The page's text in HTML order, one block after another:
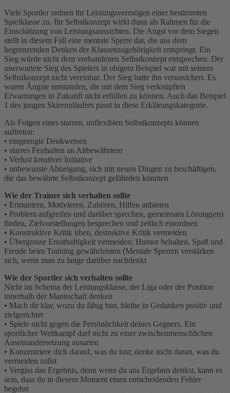
Viele Sportler ordnen ihr Leistungsvermögen einer bestimmten
Spielklasse zu. Ihr Selbstkonzept wirkt dann als Rahmen für die
Einschätzung von Leistungsaussichten. Die Angst vor dem Siegen
stellt in diesem Fall eine mentale Sperre dar, die aus dem
begrenzenden Denken der Klassenzugehörigkeit entspringt. Ein
Sieg würde nicht dem vorhandenen Selbstkonzept entsprechen. Der
unerwartete Sieg des Spielers in obigem Beispiel war mit seinem
Selbstkonzept nicht vereinbar. Der Sieg hatte ihn verunsichert. Es
waren Ängste entstanden, die mit dem Sieg verknüpften
Erwartungen in Zukunft nicht erfüllen zu können. Auch das Beispiel
1 des jungen Skirennläufers passt in diese Erklärungskategorie.
Als Folgen eines starren, unflexiblen Selbstkonzepts können
auftreten:
• eingeengte Denkweisen
• starres Festhalten an Altbewährtem
• Verlust kreativer Initiative
• unbewusste Abneigung, sich mit neuen Dingen zu beschäftigen,
die das bewährte Selbstkonzept gefährden könnten
Wie der Trainer sich verhalten sollte
• Ermuntern, Motivieren, Zuhören, Hilfen anbieten
• Problem aufgreifen und darüber sprechen, gemeinsam Lösung(en)
finden, Zielvorstellungen besprechen und zeitlich einordnen
• Konstruktive Kritik üben, destruktive Kritik vermeiden
• Übergrosse Ernsthaftigkeit vermeiden; Humor behalten, Spaß und
Freude beim Training gewährleisten (Mentale Sperren verstärken
sich, wenn man zu lange darüber nachdenkt
Wie der Sportler sich verhalten sollte
Nicht im Schema der Leistungsklasse, der Liga oder der Position
innerhalb der Mannschaft denken
• Mach dir klar, wozu du fähig bist, bleibe in Gedanken positiv und
zielgerichtet
• Spiele nicht gegen die Persönlichkeit deines Gegners. Ein
sportlicher Wettkampf darf nicht zu einer zwischenmenschlichen
Auseinandersetzung ausarten
• Konzentriere dich darauf, was du tust; denke nicht daran, was du
vermeiden sollst
• Vergiss das Ergebnis, denn wenn du ans Ergebnis denkst, kann es
sein, dass du in diesem Moment einen entscheidenden Fehler
begehst